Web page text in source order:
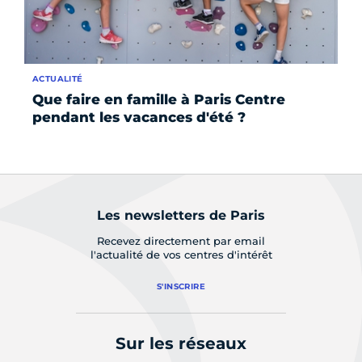
Que faire en famille à Paris Centre
pendant les vacances d'été ?
ACTUALITÉ
Les newsletters de Paris
Recevez directement par email
l'actualité de vos centres d'intérêt
S'INSCRIRE
Sur les réseaux